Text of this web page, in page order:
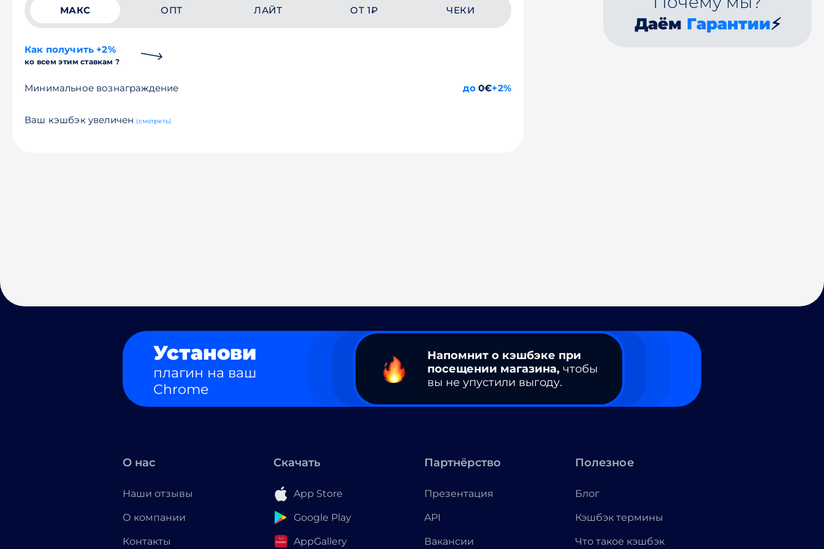
МАКС ОПТ ЛАЙТ ОТ 1₽ ЧЕКИ
Как получить +2%
ко всем этим ставкам ?
Минимальное вознаграждение до0€+2%
Ваш кэшбэк увеличен (смотреть)
Даём Гарантии⚡
Установи
плагин на ваш
Chrome
Напомнит о кэшбэке при
посещении магазина, чтобы
вы не упустили выгоду.
О нас
Наши отзывы
О компании
Контакты
Скачать
App Store
Google Play
AppGallery
Партнёрство
Презентация
API
Вакансии
Полезное
Блог
Кэшбэк термины
Что такое кэшбэк